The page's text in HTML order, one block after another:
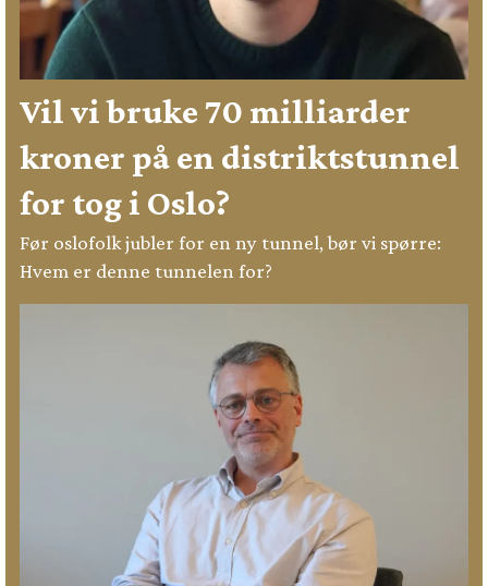
Vil vi bruke 70 milliarder
kroner på en distriktstunnel
for tog i Oslo?
Før oslofolk jubler for en ny tunnel, bør vi spørre:
Hvem er denne tunnelen for?